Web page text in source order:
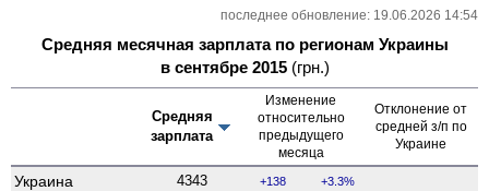
последнее обновление: 19.06.2026 14:54
Средняя месячная зарплата по регионам Украины
в сентябре 2015 (грн.)
Средняя
зарплата
Изменение
относительно
предыдущего
месяца
Отклонение от
средней з/п по
Украине
Украина 4343 138 3.3%